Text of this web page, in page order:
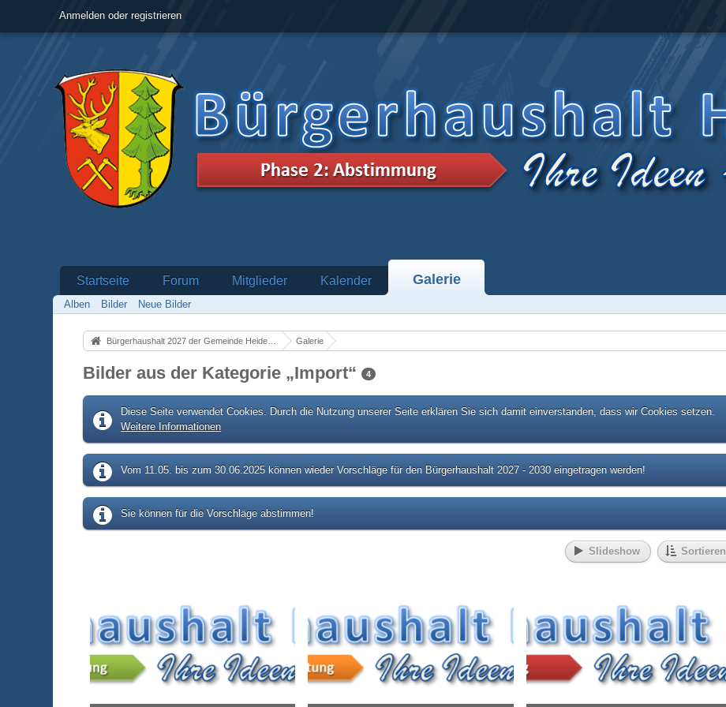
Anmelden oder registrieren
Startseite Forum Mitglieder Kalender Galerie
Alben Bilder Neue Bilder
Bürgerhaushalt 2027 der Gemeinde Heidenrod Galerie
Bilder aus der Kategorie „Import“ 4
Diese Seite verwendet Cookies. Durch die Nutzung unserer Seite erklären Sie sich damit einverstanden, dass wir Cookies setzen.
Weitere Informationen
Vom 11.05. bis zum 30.06.2025 können wieder Vorschläge für den Bürgerhaushalt 2027 - 2030 eingetragen werden!
Sie können für die Vorschläge abstimmen!
Slideshow Sortieren